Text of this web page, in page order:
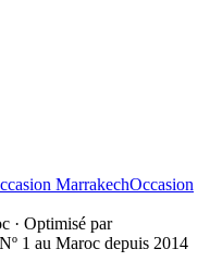
MarrakechOccasion
· Optimisé par
1 au Maroc depuis 2014